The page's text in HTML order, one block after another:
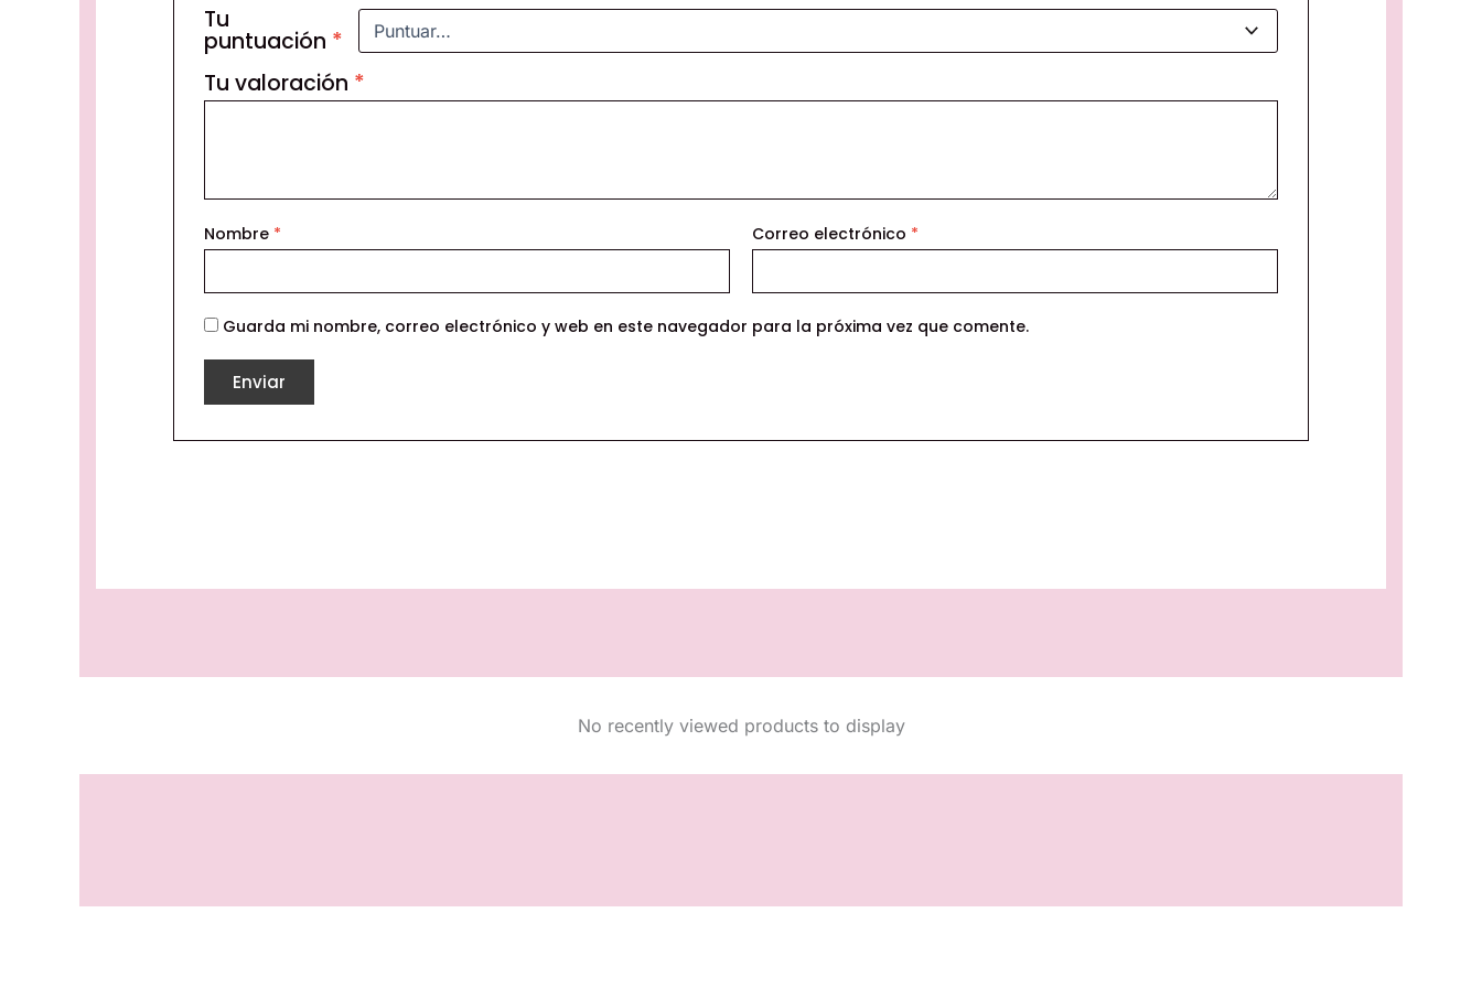
Tu
puntuación *
Tu valoración *
Nombre * Correo electrónico *
Guarda mi nombre, correo electrónico y web en este navegador para la próxima vez que comente.
No recently viewed products to display